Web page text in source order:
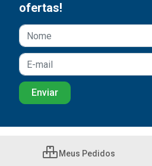
ofertas!
Meus Pedidos